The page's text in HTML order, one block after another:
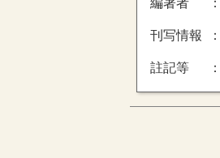
刊写情報
註記等